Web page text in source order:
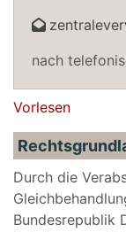
Vorlesen
Durch die
Bundesrepublik
nach